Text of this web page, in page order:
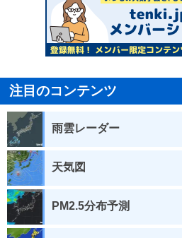
注目のコンテンツ
雨雲レーダー
天気図
PM2.5分布予測